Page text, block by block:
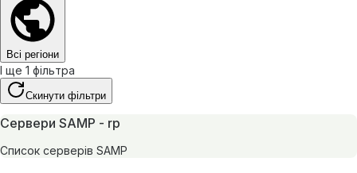
Всі регіони
І ще 1 фільтра
Скинути фільтри
Сервери SAMP - rp
Список серверів SAMP